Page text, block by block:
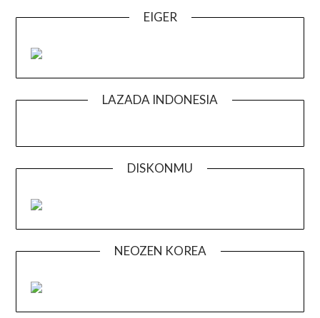
EIGER
LAZADA INDONESIA
DISKONMU
NEOZEN KOREA